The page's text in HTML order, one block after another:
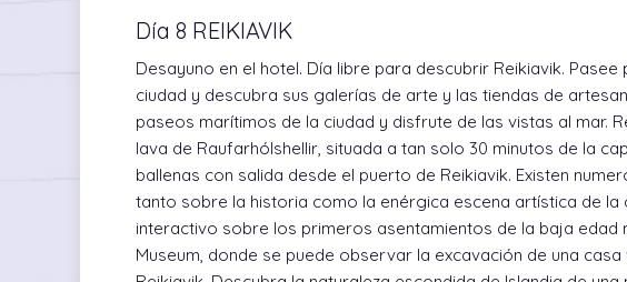
Día 8 REIKIAVIK
Desayuno en el hotel. Día libre para descubrir Reikiavik.
ciudad y descubra sus galerías de arte y las tiendas de
paseos marítimos de la ciudad y disfrute de las vistas al mar.
lava de Raufarhólshellir, situada a tan solo 30 minutos de la
ballenas con salida desde el puerto de Reikiavik. Existen
tanto sobre la historia como la enérgica escena artística de la
interactivo sobre los primeros asentamientos de la baja edad
Museum, donde se puede observar la excavación de una